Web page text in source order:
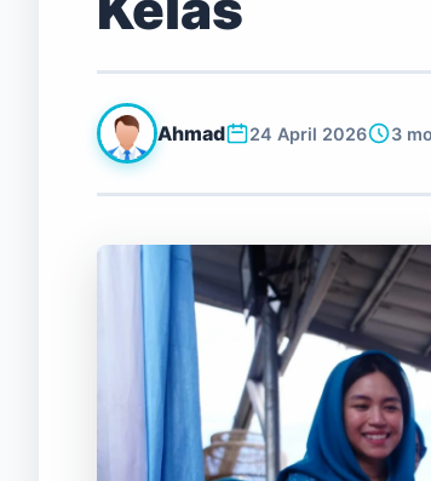
Ahmad 24 April 2026 3